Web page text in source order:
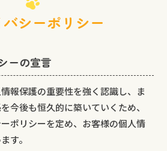
シーポリシー
ーの宣言
報保護の重要性を強く認識し、ま
今後も恒久的に築いていくため、
ポリシーを定め、お客様の個人情
す。